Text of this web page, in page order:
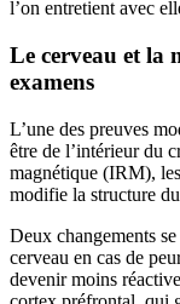
l’on entretient avec
Le cerveau et la
examens
L’une des preuves
être de l’intérieur du
magnétique (IRM),
modifie la structure
Deux changements
cerveau en cas de
devenir moins